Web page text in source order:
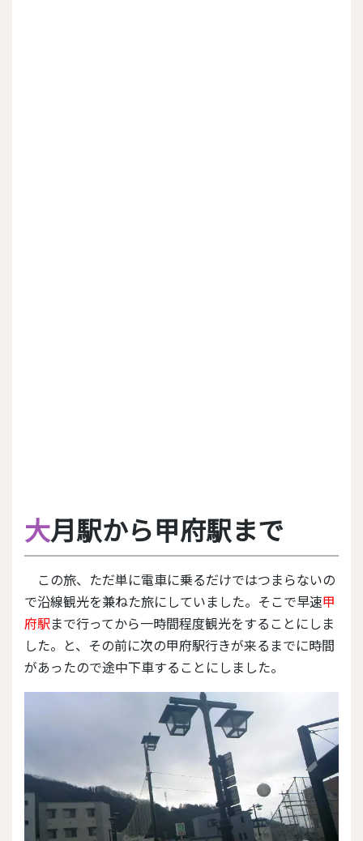
大月駅から甲府駅まで
この旅、ただ単に電車に乗るだけではつまらないの
で沿線観光を兼ねた旅にしていました。そこで早速甲
府駅まで行ってから一時間程度観光をすることにしま
した。と、その前に次の甲府駅行きが来るまでに時間
があったので途中下車することにしました。